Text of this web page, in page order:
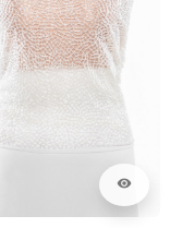
visibility